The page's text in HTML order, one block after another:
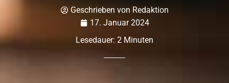
Geschrieben von Redaktion
17. Januar 2024
Lesedauer: 2 Minuten